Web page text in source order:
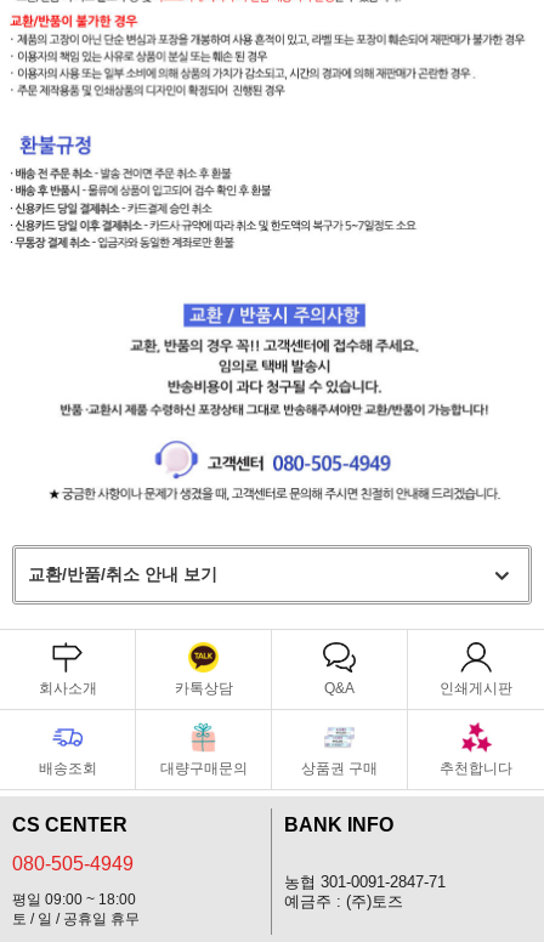
교환/반품/취소 안내 보기
회사소개 카톡상담 Q&A 인쇄게시판
배송조회 대량구매문의 상품권 구매 추천합니다
CS CENTER
080-505-4949
평일 09:00 ~ 18:00
토 / 일 / 공휴일 휴무
BANK INFO
농협 301-0091-2847-71
예금주 : (주)토즈